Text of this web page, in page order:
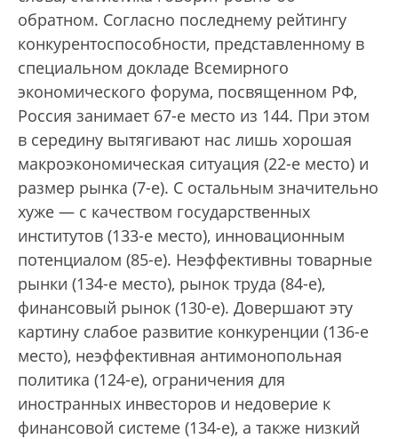
обратном. Согласно последнему рейтингу
конкурентоспособности, представленному в
специальном докладе Всемирного
экономического форума, посвященном РФ,
Россия занимает 67-е место из 144. При этом
в середину вытягивают нас лишь хорошая
макроэкономическая ситуация (22-е место) и
размер рынка (7-е). С остальным значительно
хуже — с качеством государственных
институтов (133-е место), инновационным
потенциалом (85-е). Неэффективны товарные
рынки (134-е место), рынок труда (84-е),
финансовый рынок (130-е). Довершают эту
картину слабое развитие конкуренции (136-е
место), неэффективная антимонопольная
политика (124-е), ограничения для
иностранных инвесторов и недоверие к
финансовой системе (134-е), а также низкий